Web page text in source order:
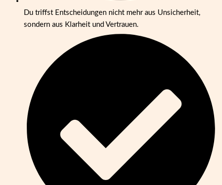
Du triffst Entscheidungen nicht mehr aus Unsicherheit,
sondern aus Klarheit und Vertrauen.